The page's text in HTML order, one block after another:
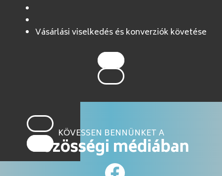
Vásárlási viselkedés és konverziók követése
KÖVESSEN BENNÜNKET A
közösségi médiában